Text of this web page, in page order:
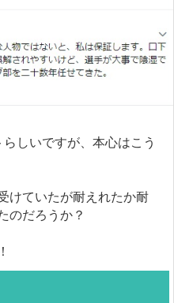
しいですが、本心はこう
けていたが耐えれたか耐
のだろうか？